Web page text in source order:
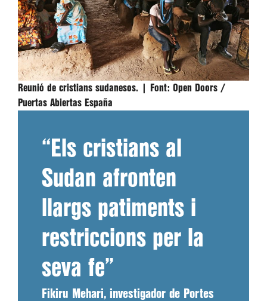
Reunió de cristians sudanesos. | Font: Open Doors /
Puertas Abiertas España
“Els cristians al
Sudan afronten
llargs patiments i
restriccions per la
seva fe”
Fikiru Mehari, investigador de Portes